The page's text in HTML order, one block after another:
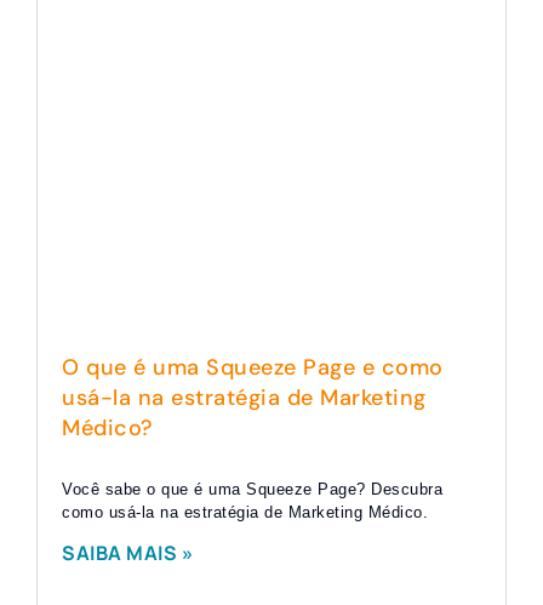
O que é uma Squeeze Page e como
usá-la na estratégia de Marketing
Médico?
Você sabe o que é uma Squeeze Page? Descubra
como usá-la na estratégia de Marketing Médico.
SAIBA MAIS »